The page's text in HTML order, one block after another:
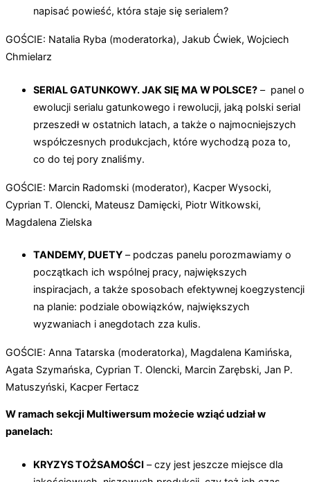
napisać powieść, która staje się serialem?
GOŚCIE: Natalia Ryba (moderatorka), Jakub Ćwiek, Wojciech
Chmielarz
SERIAL GATUNKOWY. JAK SIĘ MA W POLSCE? – panel o
ewolucji serialu gatunkowego i rewolucji, jaką polski serial
przeszedł w ostatnich latach, a także o najmocniejszych
współczesnych produkcjach, które wychodzą poza to,
co do tej pory znaliśmy.
GOŚCIE: Marcin Radomski (moderator), Kacper Wysocki,
Cyprian T. Olencki, Mateusz Damięcki, Piotr Witkowski,
Magdalena Zielska
TANDEMY, DUETY – podczas panelu porozmawiamy o
początkach ich wspólnej pracy, największych
inspiracjach, a także sposobach efektywnej koegzystencji
na planie: podziale obowiązków, największych
wyzwaniach i anegdotach zza kulis.
GOŚCIE: Anna Tatarska (moderatorka), Magdalena Kamińska,
Agata Szymańska, Cyprian T. Olencki, Marcin Zarębski, Jan P.
Matuszyński, Kacper Fertacz
W ramach sekcji Multiwersum możecie wziąć udział w
panelach:
KRYZYS TOŻSAMOŚCI – czy jest jeszcze miejsce dla